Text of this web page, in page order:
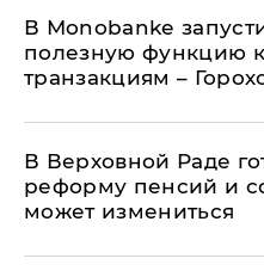
В Мonobankе
полезную функцию
транзакциям –
В Верховной Раде
реформу пенсий и
может измениться